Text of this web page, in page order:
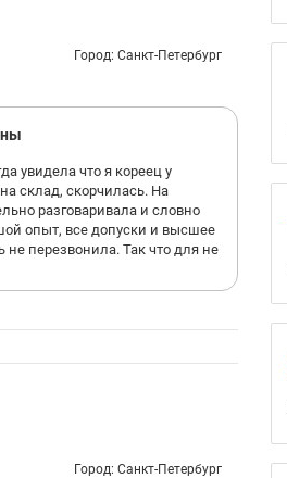
Город: Санкт-Петербург
увидела что я кореец у
склад, скорчилась. На
разговаривала и словно
опыт, все допуски и высшее
перезвонила. Так что для не
Город: Санкт-Петербург